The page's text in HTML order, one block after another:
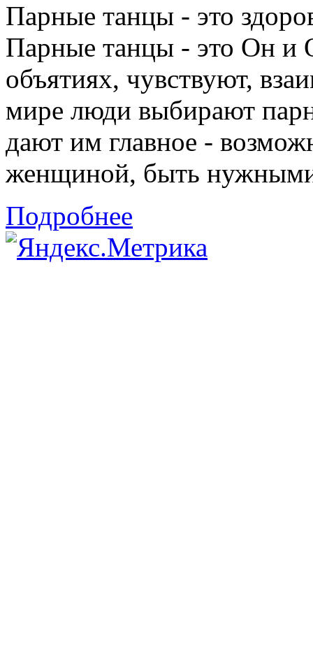
Парные танцы - это
Парные танцы - это Он и
объятиях, чувствуют,
мире люди выбирают
дают им главное -
женщиной, быть нужными
Подробнее